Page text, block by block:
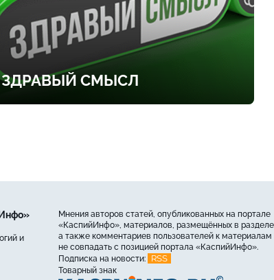
ЗДРАВЫЙ СМЫСЛ
и
Мнения авторов статей, опубликованных на портале
«КаспийИнфо», материалов, размещённых в
а также комментариев пользователей к материалам
не совпадать с позицией портала «КаспийИнфо».
Подписка на новости:
RSS
Товарный знак